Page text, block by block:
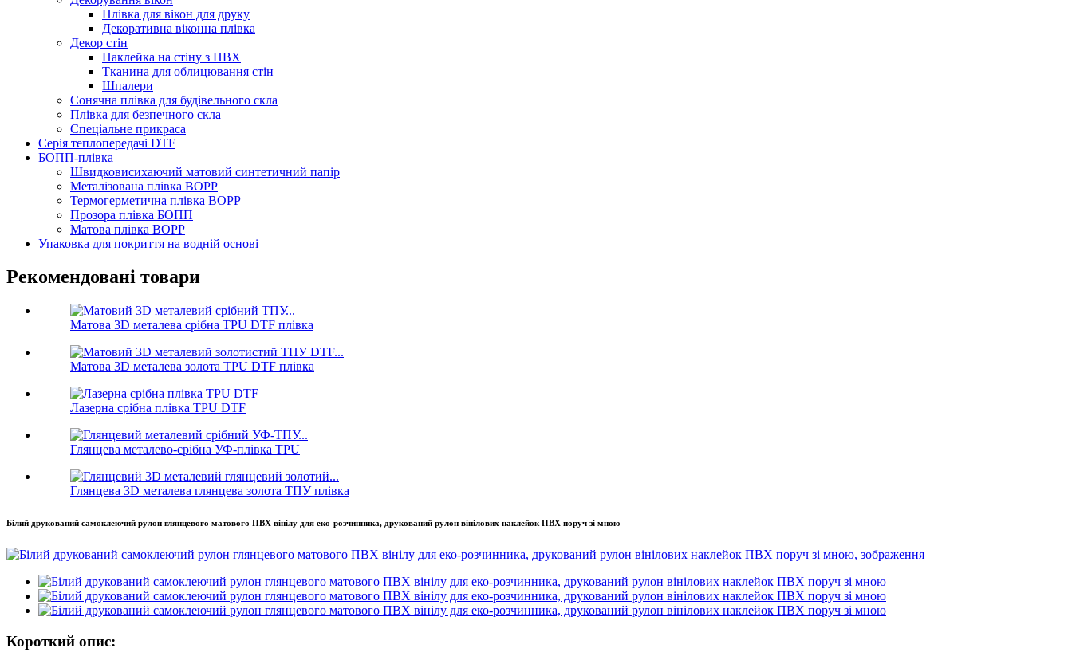
Плівка для вікон для друку
Декоративна віконна плівка
Декор стін
Наклейка на стіну з ПВХ
Тканина для облицювання стін
Шпалери
Сонячна плівка для будівельного скла
Плівка для безпечного скла
Спеціальне прикраса
Серія теплопередачі DTF
БОПП-плівка
Швидковисихаючий матовий синтетичний папір
Металізована плівка BOPP
Термогерметична плівка BOPP
Прозора плівка БОПП
Матова плівка BOPP
Упаковка для покриття на водній основі
Рекомендовані товари
Матова 3D металева срібна TPU DTF плівка
Матова 3D металева золота TPU DTF плівка
Лазерна срібна плівка TPU DTF
Глянцева металево-срібна УФ-плівка TPU
Глянцева 3D металева глянцева золота ТПУ плівка
Білий друкований самоклеючий рулон глянцевого матового ПВХ вінілу для еко-розчинника, друкований рулон вінілових наклейок ПВХ поруч зі мною
Короткий опис: